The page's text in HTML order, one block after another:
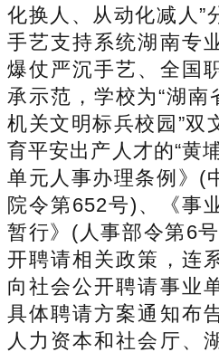
化换人、从动化减人”
手艺支持系统湖南专
爆仗严沉手艺、全国
承示范，学校为“湖南
机关文明标兵校园”双
育平安出产人才的“黄
单元人事办理条例》(
院令第652号)、《事
暂行》(人事部令第6
开聘请相关政策，连
向社会公开聘请事业
具体聘请方案通知布
人力资本和社会厅、